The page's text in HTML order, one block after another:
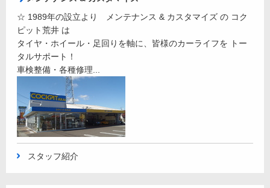
☆ 1989年の設立より メンテナンス & カスタマイズ の コク
ピット荒井 は
タイヤ・ホイール・足回りを軸に、皆様のカーライフを トー
タルサポート！
車検整備・各種修理...
スタッフ紹介